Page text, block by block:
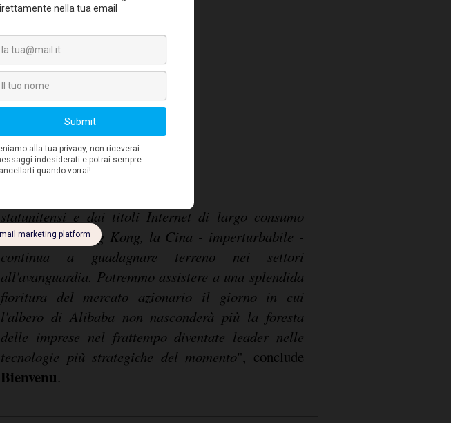
statunitensi e dai titoli Internet di largo consumo
trascurati a Hong Kong, la Cina - imperturbabile -
continua a guadagnare terreno nei settori
all'avanguardia. Potremmo assistere a una splendida
fioritura del mercato azionario il giorno in cui
l'albero di Alibaba non nasconderà più la foresta
delle imprese nel frattempo diventate leader nelle
tecnologie più strategiche del momento", conclude
Bienvenu.